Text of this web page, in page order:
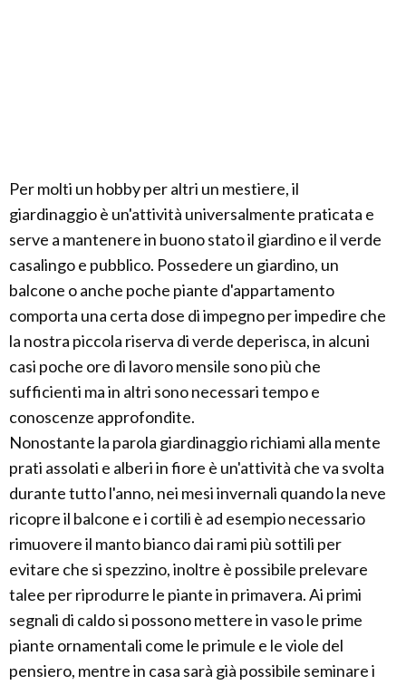
Per molti un hobby per altri un mestiere, il
giardinaggio è un'attività universalmente praticata e
serve a mantenere in buono stato il giardino e il verde
casalingo e pubblico. Possedere un giardino, un
balcone o anche poche piante d'appartamento
comporta una certa dose di impegno per impedire che
la nostra piccola riserva di verde deperisca, in alcuni
casi poche ore di lavoro mensile sono più che
sufficienti ma in altri sono necessari tempo e
conoscenze approfondite.
Nonostante la parola giardinaggio richiami alla mente
prati assolati e alberi in fiore è un'attività che va svolta
durante tutto l'anno, nei mesi invernali quando la neve
ricopre il balcone e i cortili è ad esempio necessario
rimuovere il manto bianco dai rami più sottili per
evitare che si spezzino, inoltre è possibile prelevare
talee per riprodurre le piante in primavera. Ai primi
segnali di caldo si possono mettere in vaso le prime
piante ornamentali come le primule e le viole del
pensiero, mentre in casa sarà già possibile seminare i